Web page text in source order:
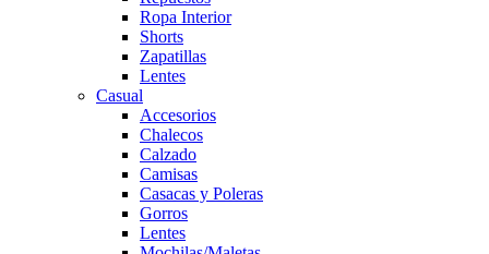
Ropa Interior
Shorts
Zapatillas
Lentes
Casual
Accesorios
Chalecos
Calzado
Camisas
Casacas y Poleras
Gorros
Lentes